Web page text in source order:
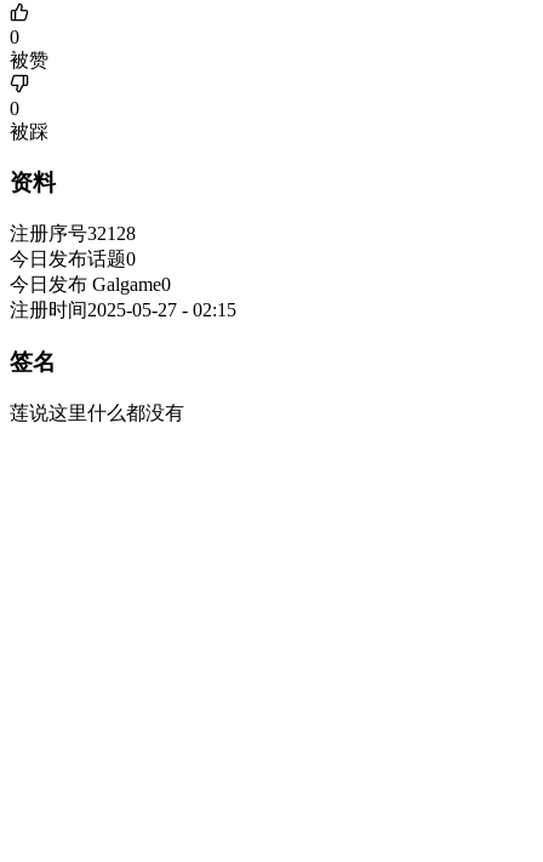
0
被赞
0
被踩
资料
注册序号32128
今日发布话题0
今日发布 Galgame0
注册时间2025-05-27 - 02:15
签名
莲说这里什么都没有